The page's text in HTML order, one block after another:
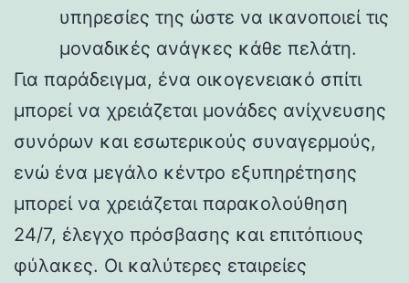
υπηρεσίες της ώστε να ικανοποιεί τις
μοναδικές ανάγκες κάθε πελάτη.
Για παράδειγμα, ένα οικογενειακό σπίτι
μπορεί να χρειάζεται μονάδες ανίχνευσης
συνόρων και εσωτερικούς συναγερμούς,
ενώ ένα μεγάλο κέντρο εξυπηρέτησης
μπορεί να χρειάζεται παρακολούθηση
24/7, έλεγχο πρόσβασης και επιτόπιους
φύλακες. Οι καλύτερες εταιρείες